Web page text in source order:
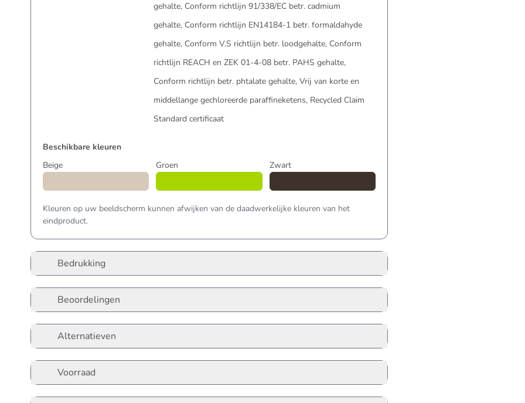
gehalte, Conform richtlijn 91/338/EC betr. cadmium
gehalte, Conform richtlijn EN14184-1 betr. formaldahyde
gehalte, Conform V.S richtlijn betr. loodgehalte, Conform
richtlijn REACH en ZEK 01-4-08 betr. PAHS gehalte,
Conform richtlijn betr. phtalate gehalte, Vrij van korte en
middellange gechloreerde paraffineketens, Recycled Claim
Standard certificaat
Beschikbare kleuren
Beige
Groen Zwart
Kleuren op uw beeldscherm kunnen afwijken van de daadwerkelijke kleuren van het
eindproduct.
Bedrukking
Beoordelingen
Alternatieven
Voorraad